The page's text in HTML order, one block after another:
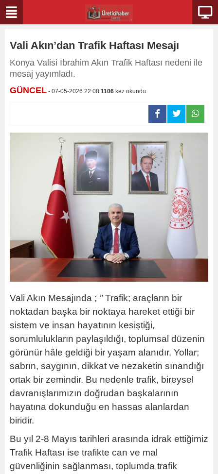
Vali Akın’dan Trafik Haftası Mesajı
Konya Valisi İbrahim Akın Trafik Haftası nedeni ile
mesaj yayımladı.
GÜNCEL - 07-05-2026 22:08 1106 kez okundu.
Vali Akın Mesajında ; ‘’ Trafik; araçların bir
noktadan başka bir noktaya hareket ettiği bir
sistem ve insan hayatının kesiştiği,
sorumlulukların paylaşıldığı, toplumsal düzenin
görünür hâle geldiği bir yaşam alanıdır. Yollar;
sabrın, saygının, dikkat ve nezaketin sınandığı
ortak bir zemindir. Bu nedenle trafik, bireysel
davranışlarımızın doğrudan başkalarının
hayatına dokunduğu en hassas alanlardan
biridir.
Bu yıl 2-8 Mayıs tarihleri arasında idrak ettiğimiz
Trafik Haftası ise trafikte can ve mal
güvenliğinin sağlanması, toplumda trafik